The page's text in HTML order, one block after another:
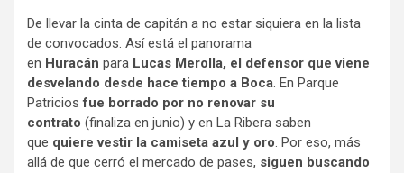
De llevar la cinta de capitán a no estar siquiera en la lista
de convocados. Así está el panorama
en Huracán para Lucas Merolla, el defensor que viene
desvelando desde hace tiempo a Boca. En Parque
Patriciosfue borrado por no renovar su
contrato (finaliza en junio) y en La Ribera saben
que quiere vestir la camiseta azul y oro. Por eso, más
allá de que cerró el mercado de pases, siguen buscando